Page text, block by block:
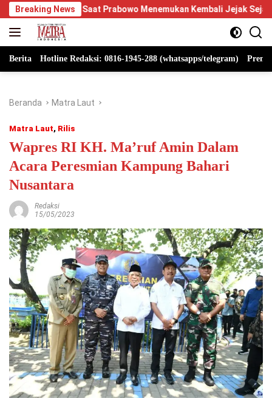
Langsung
ke
konten
Breaking News
Menemukan Kembali Jejak Sejarah IPDN
Berita Hotline Redaksi: 0816-1945-288 (whatsapps/telegram)
Beranda Matra Laut
Matra Laut, Rilis
Wapres RI KH. Ma’ruf Amin Dalam
Acara Peresmian Kampung Bahari
Nusantara
Redaksi
15/05/2023